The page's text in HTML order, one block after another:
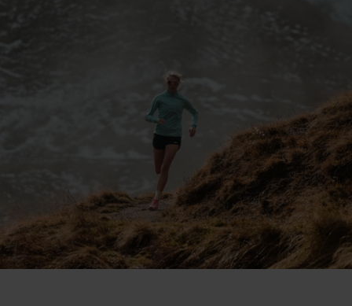
VELOCITÀ E LEGGEREZZA
VOLA SU
QUALSIASI TERRENO
Pensata per i runner più esigenti, è una scarpa che non
ha nulla di superfluo, per offrire leggerezza e sensazioni
senza pari nella corsa.